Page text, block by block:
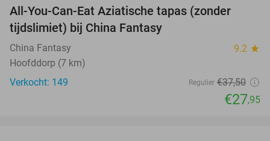
All-You-Can-Eat Aziatische tapas (zonder
tijdslimiet) bij China Fantasy
China Fantasy 9.2 star
Hoofddorp (7 km)
Verkocht: 149
Regulier €37,50
€27,95